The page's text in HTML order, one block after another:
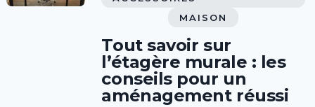
MAISON
Tout savoir sur
l’étagère murale : les
conseils pour un
aménagement réussi